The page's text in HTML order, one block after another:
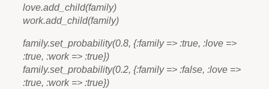
love.add_child(family)
work.add_child(family)
family.set_probability(0.8, {:family => :true, :love =>
:true, :work => :true})
family.set_probability(0.2, {:family => :false, :love =>
:true, :work => :true})